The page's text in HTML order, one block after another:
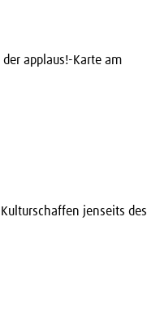
applaus!-Karte am
jenseits des